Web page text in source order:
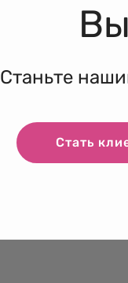
Станьте
Стать